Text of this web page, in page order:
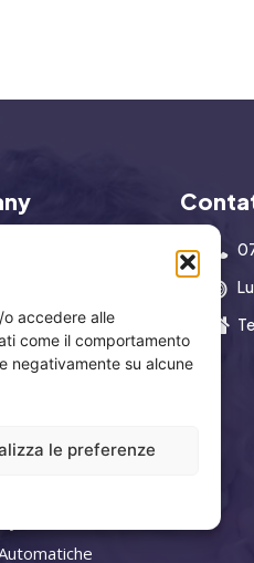
accedere alle
come il comportamento
negativamente su alcune
le preferenze
Aziendale
e Profumi